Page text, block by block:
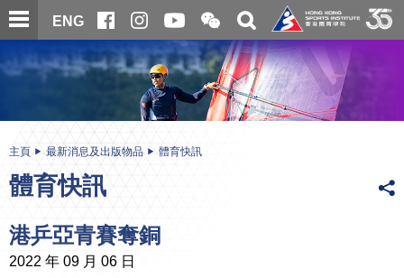
跳
至
內
ENG
開
合
微
信
二
維
碼
關
搜
尋
内
主頁 最新消息及出版物品 體育快訊
體育快訊
港乒亞青賽奪銅
2022 年 09 月 06 日